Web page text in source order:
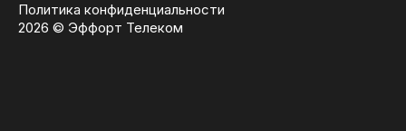
2026 © Эффорт Телеком
Политика конфиденциальности